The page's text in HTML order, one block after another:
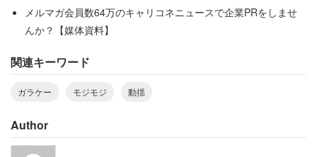
女性が仕事を頑張っている隙に別の女性に会うとは信じら
「夫は別な連絡手段？で連絡来たのか、バタバタと車の中
と『イヤ、別に・』とモジモジ」
メルマガ会員数64万のキャリコネニュースで企業PRをしませ
んか？【媒体資料】
関連キーワード
ガラケー モジモジ 動揺
Author